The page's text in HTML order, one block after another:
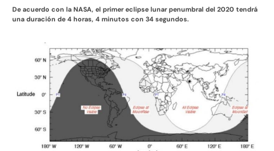
De acuerdo con la NASA, el primer eclipse lunar penumbral del 2020 tendrá
una duración de 4 horas, 4 minutos con 34 segundos.